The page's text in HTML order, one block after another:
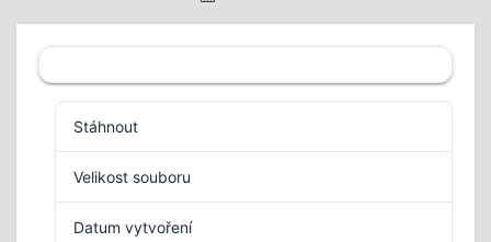
Stáhnout
Velikost souboru
Datum vytvoření